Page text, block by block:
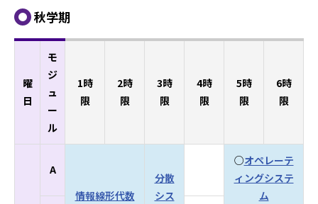
秋学期
曜
日
モ
ジ
ュ
ー
ル
1時
限
2時
限
3時
限
4時
限
5時
限
6時
限
A
情報線形代数
分散
シス
○オペレーテ
ィングシステ
ム